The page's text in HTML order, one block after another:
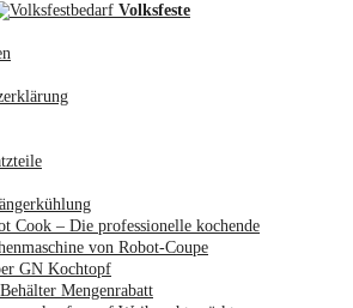
Volksfeste
Cook – Die professionelle kochende
von Robot-Coupe
GN Kochtopf
Mengenrabatt